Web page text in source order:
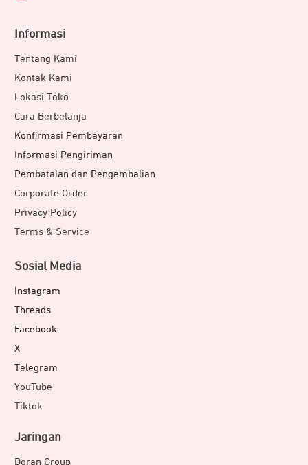
Informasi
Tentang Kami
Kontak Kami
Lokasi Toko
Cara Berbelanja
Konfirmasi Pembayaran
Informasi Pengiriman
Pembatalan dan Pengembalian
Corporate Order
Privacy Policy
Terms & Service
Sosial Media
Instagram
Threads
Facebook
X
Telegram
YouTube
Tiktok
Jaringan
Doran Group